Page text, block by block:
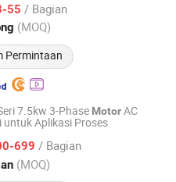
55 / Bagian
(MOQ)
Permintaan
mulai 2009
7.5kw 3-Phase MotorAC
untuk Aplikasi Proses
699 / Bagian
(MOQ)
(Beijing) Co., Ltd.
mulai 2020